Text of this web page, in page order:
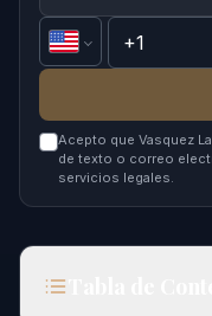
Acepto que Vasquez
de texto o correo
servicios legales.